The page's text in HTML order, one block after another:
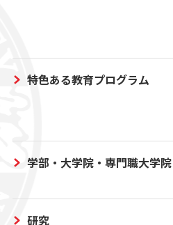
特色ある教育プログラム
学部・大学院・専門職大学院
研究